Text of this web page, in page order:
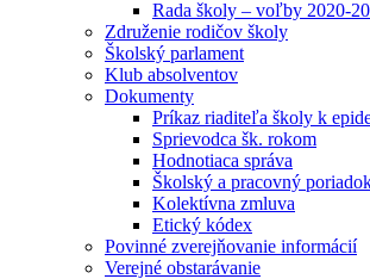
Rada školy – voľby 2020-
Združenie rodičov školy
Školský parlament
Klub absolventov
Dokumenty
Príkaz riaditeľa školy k
Sprievodca šk. rokom
Hodnotiaca správa
Školský a pracovný
Kolektívna zmluva
Etický kódex
Povinné zverejňovanie informácií
Verejné obstarávanie